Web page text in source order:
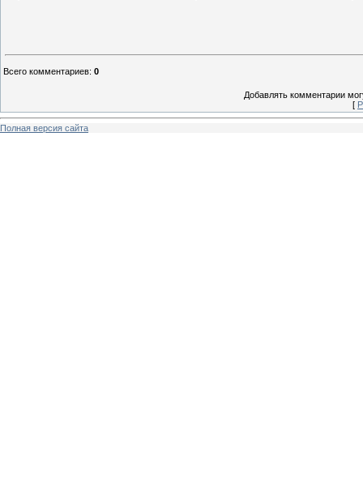
Всего комментариев: 0
Добавлять комментарии
[
Полная версия сайта